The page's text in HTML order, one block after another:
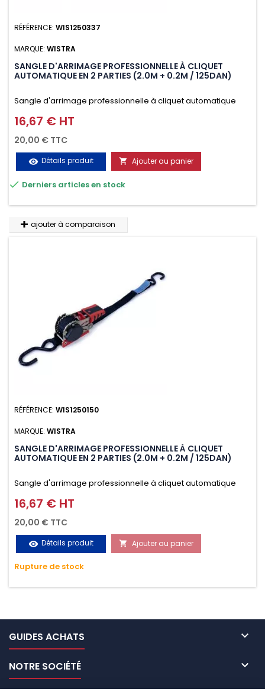
RÉFÉRENCE: WIS1250337
MARQUE: WISTRA
SANGLE D'ARRIMAGE PROFESSIONNELLE À CLIQUET
AUTOMATIQUE EN 2 PARTIES (2.0M + 0.2M / 125DAN)
Sangle d'arrimage professionnelle à cliquet automatique
avec crochet deux doigts soudés en J en 2 parties (2.0M +
0.2M / 125daN), simple et rapide d'utilisation. Permet
d'arrimer et de sécuriser vos chargements pendant le
transport. Matière polyester très résistante aux UV et aux
variations de températures, n'absorbe pas l'eau.
Prix
16,67 € HT
20,00 € TTC
visibility Détails produit  Ajouter au panier
 Derniers articles en stock
ajouter à comparaison
RÉFÉRENCE: WIS1250150
MARQUE: WISTRA
SANGLE D'ARRIMAGE PROFESSIONNELLE À CLIQUET
AUTOMATIQUE EN 2 PARTIES (2.0M + 0.2M / 125DAN)
Sangle d'arrimage professionnelle à cliquet automatique
avec crochet S en 2 parties (2.0M + 0.2M / 125daN), simple et
rapide d'utilisation. Permet d'arrimer et de sécuriser
vos chargements pendant le transport. Matière polyester
très résistante aux UV et aux variations de températures,
n'absorbe pas l'eau.
Prix
16,67 € HT
20,00 € TTC
visibility Détails produit  Ajouter au panier
Rupture de stock
GUIDES ACHATS 
NOTRE SOCIÉTÉ 